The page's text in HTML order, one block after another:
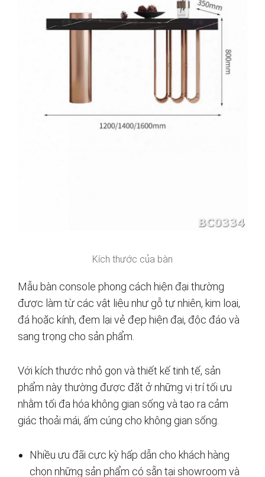
Kích thước của bàn
Mẫu bàn console phong cách hiện đại thường
được làm từ các vật liệu như gỗ tự nhiên, kim loại,
đá hoặc kính, đem lại vẻ đẹp hiện đại, độc đáo và
sang trọng cho sản phẩm.
Với kích thước nhỏ gọn và thiết kế tinh tế, sản
phẩm này thường được đặt ở những vị trí tối ưu
nhằm tối đa hóa không gian sống và tạo ra cảm
giác thoải mái, ấm cúng cho không gian sống.
Nhiều ưu đãi cực kỳ hấp dẫn cho khách hàng
chọn những sản phẩm có sẵn tại showroom và